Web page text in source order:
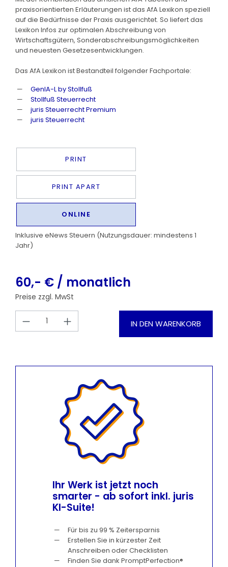
praxisorientierten Erläuterungen ist das AfA Lexikon speziell
auf die Bedürfnisse der Praxis ausgerichtet. So liefert das
Lexikon Infos zur optimalen Abschreibung von
Wirtschaftsgütern, Sonderabschreibungsmöglichkeiten
und neuesten Gesetzesentwicklungen.
Das AfA Lexikon ist Bestandteil folgender Fachportale:
GenIA-L by Stollfuß
Stollfuß Steuerrecht
juris Steuerrecht Premium
juris Steuerrecht
PRINT
PRINT APART
ONLINE
Inklusive eNews Steuern (Nutzungsdauer: mindestens 1
Jahr)
60,- € / monatlich
Preise zzgl. MwSt
Produkt Anzahl: Gib denIN DEN WARENKORB
Ihr Werk ist jetzt noch
smarter - ab sofort inkl. juris
KI-Suite!
Für bis zu 99 % Zeitersparnis
Erstellen Sie in kürzester Zeit
Anschreiben oder Checklisten
Finden Sie dank PromptPerfection®